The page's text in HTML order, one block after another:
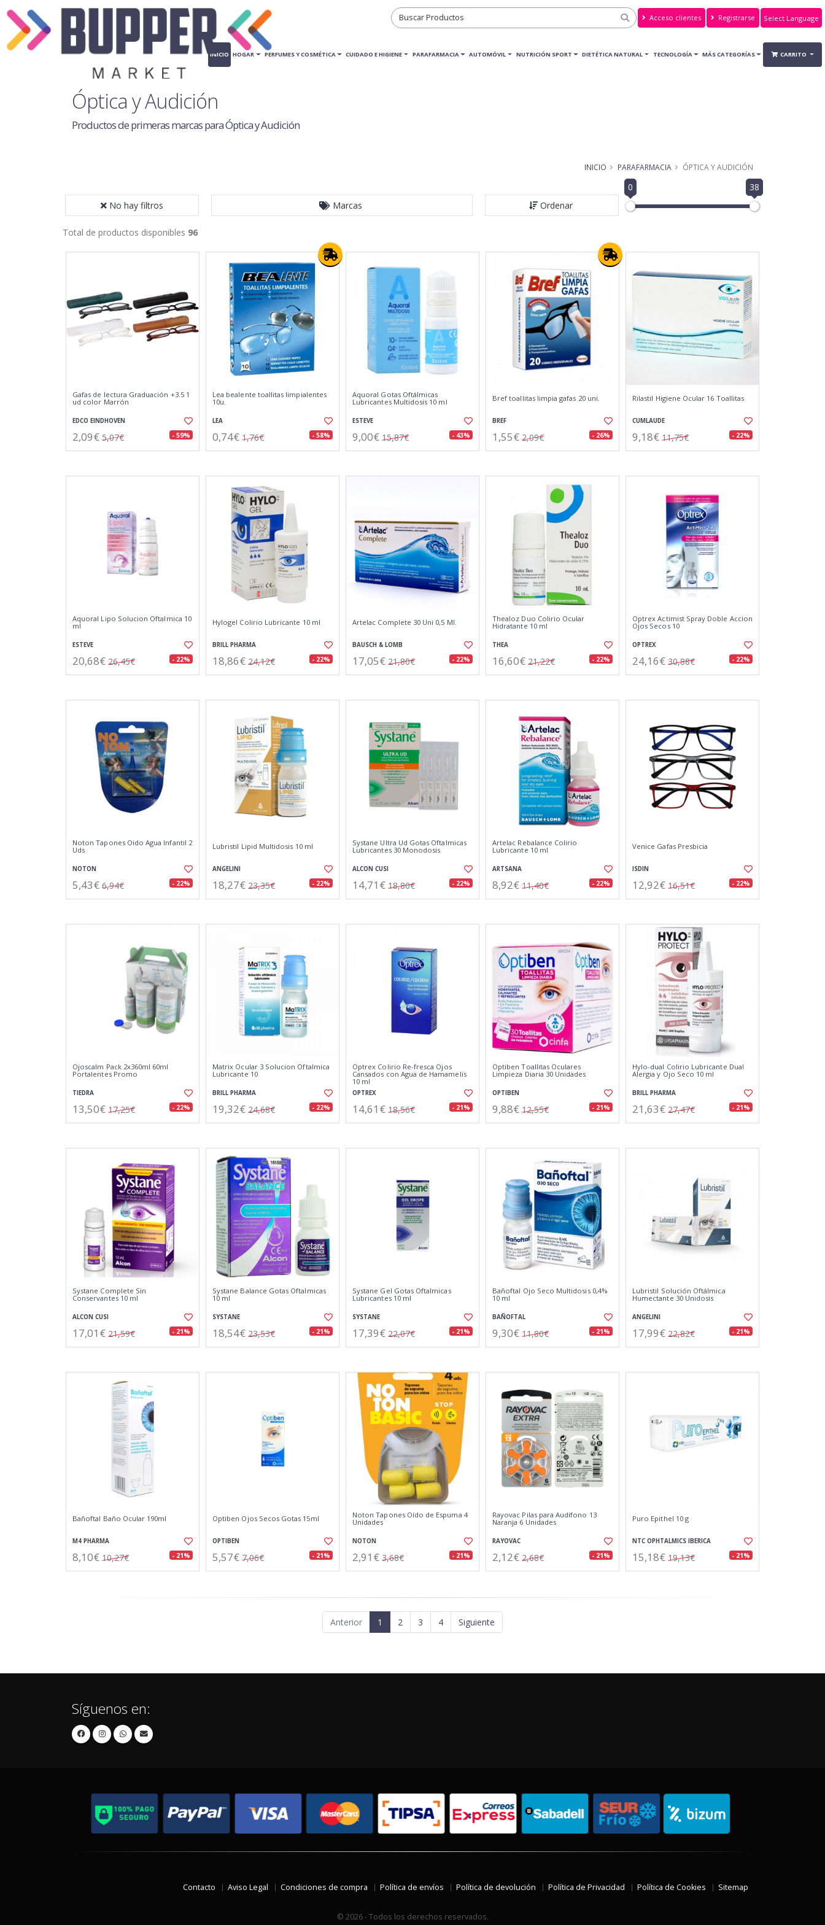
Acceso clientes Registrarse
Translate
INICIO HOGAR PERFUMES Y COSMÉTICA CUIDADO E HIGIENE PARAFARMACIA AUTOMÓVIL NUTRICIÓN SPORT DIETÉTICA NATURAL TECNOLOGÍA MÁS CATEGORÍAS CARRITO
Óptica y Audición
Productos de primeras marcas para Óptica y Audición
INICIO PARAFARMACIA ÓPTICA Y AUDICIÓN
No hay filtros Marcas Ordenar
0 38
Total de productos disponibles 96
Gafas de lectura Graduación +3.5 1
ud color Marrón
EDCO EINDHOVEN
2,09€ 5,07€ - 59%
Lea bealente toallitas limpialentes
10u.
LEA
0,74€ 1,76€ - 58%
Aquoral Gotas Oftálmicas
Lubricantes Multidosis 10 ml
ESTEVE
9,00€ 15,87€ - 43%
Bref toallitas limpia gafas 20 uni.
BREF
1,55€ 2,09€ - 26%
Rilastil Higiene Ocular 16 Toallitas
CUMLAUDE
9,18€ 11,75€ - 22%
Aquoral Lipo Solucion Oftalmica 10
ml
ESTEVE
20,68€ 26,45€ - 22%
Hylogel Colirio Lubricante 10 ml
BRILL PHARMA
18,86€ 24,12€ - 22%
Artelac Complete 30 Uni 0,5 Ml.
BAUSCH & LOMB
17,05€ 21,80€ - 22%
Thealoz Duo Colirio Ocular
Hidratante 10 ml
THEA
16,60€ 21,22€ - 22%
Optrex Actimist Spray Doble Accion
Ojos Secos 10
OPTREX
24,16€ 30,88€ - 22%
Noton Tapones Oido Agua Infantil 2
Uds
NOTON
5,43€ 6,94€ - 22%
Lubristil Lipid Multidosis 10 ml
ANGELINI
18,27€ 23,35€ - 22%
Systane Ultra Ud Gotas Oftalmicas
Lubricantes 30 Monodosis
ALCON CUSI
14,71€ 18,80€ - 22%
Artelac Rebalance Colirio
Lubricante 10 ml
ARTSANA
8,92€ 11,40€ - 22%
Venice Gafas Presbicia
ISDIN
12,92€ 16,51€ - 22%
Ojoscalm Pack 2x360ml 60ml
Portalentes Promo
TIEDRA
13,50€ 17,25€ - 22%
Matrix Ocular 3 Solucion Oftalmica
Lubricante 10
BRILL PHARMA
19,32€ 24,68€ - 22%
Optrex Colirio Re-fresca Ojos
Cansados con Agua de Hamamelis
10 ml
OPTREX
14,61€ 18,56€ - 21%
Optiben Toallitas Oculares
Limpieza Diaria 30 Unidades
OPTIBEN
9,88€ 12,55€ - 21%
Hylo-dual Colirio Lubricante Dual
Alergia y Ojo Seco 10 ml
BRILL PHARMA
21,63€ 27,47€ - 21%
Systane Complete Sin
Conservantes 10 ml
ALCON CUSI
17,01€ 21,59€ - 21%
Systane Balance Gotas Oftalmicas
10 ml
SYSTANE
18,54€ 23,53€ - 21%
Systane Gel Gotas Oftalmicas
Lubricantes 10 ml
SYSTANE
17,39€ 22,07€ - 21%
Bañoftal Ojo Seco Multidosis 0,4%
10 ml
BAÑOFTAL
9,30€ 11,80€ - 21%
Lubristil Solución Oftálmica
Humectante 30 Unidosis
ANGELINI
17,99€ 22,82€ - 21%
Bañoftal Baño Ocular 190ml
M4 PHARMA
8,10€ 10,27€ - 21%
Optiben Ojos Secos Gotas 15ml
OPTIBEN
5,57€ 7,06€ - 21%
Noton Tapones Oído de Espuma 4
Unidades
NOTON
2,91€ 3,68€ - 21%
Rayovac Pilas para Audífono 13
Naranja 6 Unidades
RAYOVAC
2,12€ 2,68€ - 21%
Puro Epithel 10 g
NTC OPHTALMICS IBERICA
15,18€ 19,13€ - 21%
Anterior 1 2 3 4 Siguiente
Síguenos en:
Contacto Aviso Legal Condiciones de compra Política de envíos Política de devolución Política de Privacidad Política de Cookies Sitemap
© 2026 - Todos los derechos reservados.